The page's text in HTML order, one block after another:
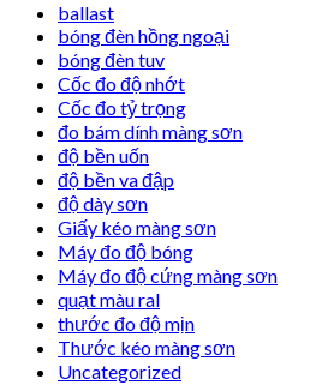
ballast
bóng đèn hồng ngoại
bóng đèn tuv
Cốc đo độ nhớt
Cốc đo tỷ trọng
đo bám dính màng sơn
độ bền uốn
độ bền va đập
độ dày sơn
Giấy kéo màng sơn
Máy đo độ bóng
Máy đo độ cứng màng sơn
quạt màu ral
thước đo độ mịn
Thước kéo màng sơn
Uncategorized